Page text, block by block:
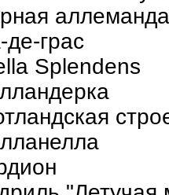
аллеманда
де-грас
Splendens